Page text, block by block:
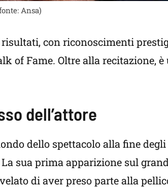
Ansa)
con riconoscimenti
of Fame. Oltre alla recitazione,
dell’attore
dello spettacolo alla fine degli
sua prima apparizione sul
di aver preso parte alla